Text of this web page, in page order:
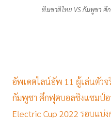
ทีมชาติไทย VS กัมพูชา​
อัพเดตไลน์อัพ 11 ผู้เล่นตัว
กัมพูชา ศึกฟุตบอลชิงแชมป์
Electric Cup 2022 รอบแบ่